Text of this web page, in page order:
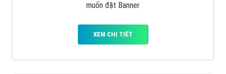
muốn đặt Banner
XEM CHI TIẾT